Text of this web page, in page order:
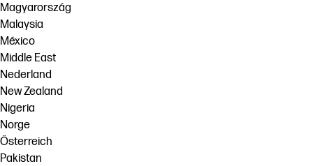
Magyarország
Malaysia
México
Middle East
Nederland
New Zealand
Nigeria
Norge
Österreich
Pakistan